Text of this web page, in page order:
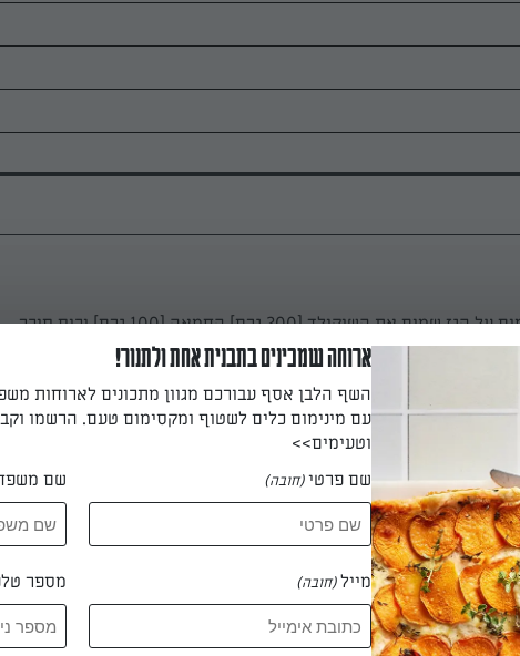
את השוקולד [200 גרם] החמאה [100 גרם] וכוס סוכר.
ושהשוקולד והחמאה נמסים שמים את הסיר בקערה עם המים הקרים
פושרת.
את ה4 ביצים אחד אחרי השניה ולהוסיף את הקמח בהדרגה [לדוגמה
קמח נגמרת]
ארוחה שמכינים בתבנית אחת ולתנור!
השף הלבן אסף עבורכם מגוון מתכונים לארוחות
עם מינימום כלים לשטוף ומקסימום טעם. הרשמו
וטעימים>>
שם פרטי(חובה) שם
מייל(חובה) מספר